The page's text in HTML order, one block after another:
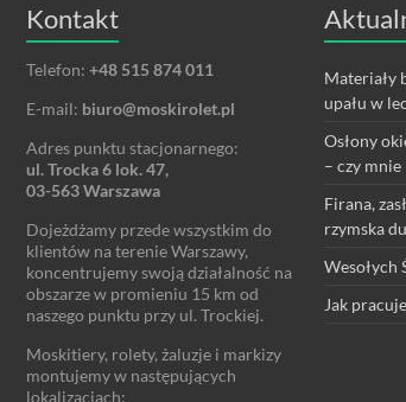
Kontakt
Telefon: +48 515 874 011
E-mail: biuro@moskirolet.pl
Adres punktu stacjonarnego:
ul. Trocka 6 lok. 47,
03-563 Warszawa
Dojeżdżamy przede wszystkim do
klientów na terenie Warszawy,
koncentrujemy swoją działalność na
obszarze w promieniu 15 km od
naszego punktu przy ul. Trockiej.
Moskitiery, rolety, żaluzje i markizy
montujemy w następujących
lokalizacjach:
Materiały
upału w
Osłony
– czy mnie
Firana,
rzymska
Wesołych
Jak